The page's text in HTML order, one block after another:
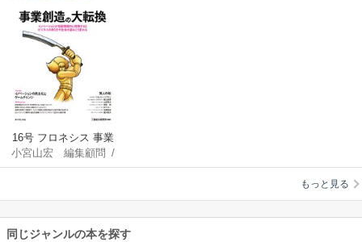
16号 フロネシス 事業
創造の大転換
小宮山宏 編集顧問 /
三菱総合研究所
もっと見る
同じジャンルの本を探す